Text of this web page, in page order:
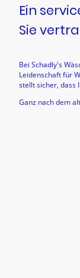
Ein
Sie
Bei Schadly's
Leidenschaft für
stellt sicher, dass
Ganz nach dem